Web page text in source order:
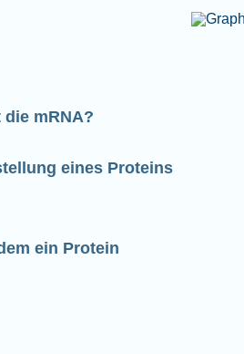
mRNA?
eines Proteins
ein Protein